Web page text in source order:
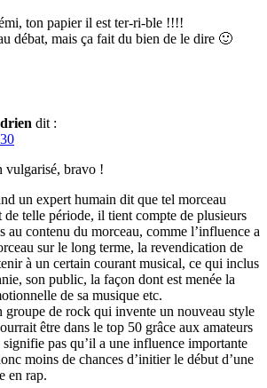
ton papier il est ter-ri-ble !!!!
débat, mais ça fait du bien de le dire 🙂
dit :
vulgarisé, bravo !
un expert humain dit que tel morceau
de telle période, il tient compte de plusieurs
au contenu du morceau, comme l’influence a
sur le long terme, la revendication de
à un certain courant musical, ce qui inclus
son public, la façon dont est menée la
de sa musique etc.
groupe de rock qui invente un nouveau style
être dans le top 50 grâce aux amateurs
pas qu’il a une influence importante
moins de chances d’initier le début d’une
en rap.